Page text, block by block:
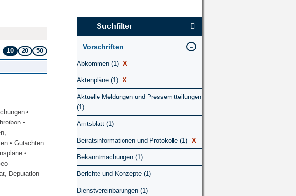
10 20 50
•
•
• Gutachten
•
Deputation
Suchfilter
Vorschriften
Abkommen (1) X
Aktenpläne (1) X
Aktuelle Meldungen und Pressemitteilungen
(1)
Amtsblatt (1)
Beiratsinformationen und Protokolle (1) X
Bekanntmachungen (1)
Berichte und Konzepte (1)
Dienstvereinbarungen (1)